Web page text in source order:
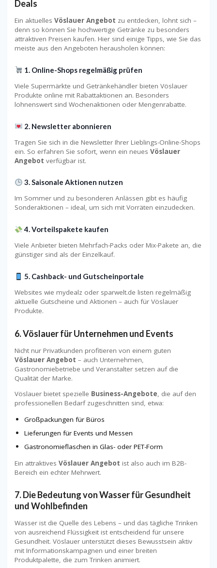
Deals
Ein aktuelles Vöslauer Angebot zu entdecken, lohnt sich –
denn so können Sie hochwertige Getränke zu besonders
attraktiven Preisen kaufen. Hier sind einige Tipps, wie Sie das
meiste aus den Angeboten herausholen können:
1. Online-Shops regelmäßig prüfen
Viele Supermärkte und Getränkehändler bieten Vöslauer
Produkte online mit Rabattaktionen an. Besonders
lohnenswert sind Wochenaktionen oder Mengenrabatte.
2. Newsletter abonnieren
Tragen Sie sich in die Newsletter Ihrer Lieblings-Online-Shops
ein. So erfahren Sie sofort, wenn ein neues Vöslauer
Angebot verfügbar ist.
3. Saisonale Aktionen nutzen
Im Sommer und zu besonderen Anlässen gibt es häufig
Sonderaktionen – ideal, um sich mit Vorräten einzudecken.
4. Vorteilspakete kaufen
Viele Anbieter bieten Mehrfach-Packs oder Mix-Pakete an, die
günstiger sind als der Einzelkauf.
5. Cashback- und Gutscheinportale
Websites wie mydealz oder sparwelt.de listen regelmäßig
aktuelle Gutscheine und Aktionen – auch für Vöslauer
Produkte.
6. Vöslauer für Unternehmen und Events
Nicht nur Privatkunden profitieren von einem guten
Vöslauer Angebot – auch Unternehmen,
Gastronomiebetriebe und Veranstalter setzen auf die
Qualität der Marke.
Vöslauer bietet spezielle Business-Angebote, die auf den
professionellen Bedarf zugeschnitten sind, etwa:
Großpackungen für Büros
Lieferungen für Events und Messen
Gastronomieflaschen in Glas- oder PET-Form
Ein attraktives Vöslauer Angebot ist also auch im B2B-
Bereich ein echter Mehrwert.
7. Die Bedeutung von Wasser für Gesundheit
und Wohlbefinden
Wasser ist die Quelle des Lebens – und das tägliche Trinken
von ausreichend Flüssigkeit ist entscheidend für unsere
Gesundheit. Vöslauer unterstützt dieses Bewusstsein aktiv
mit Informationskampagnen und einer breiten
Produktpalette, die zum Trinken animiert.